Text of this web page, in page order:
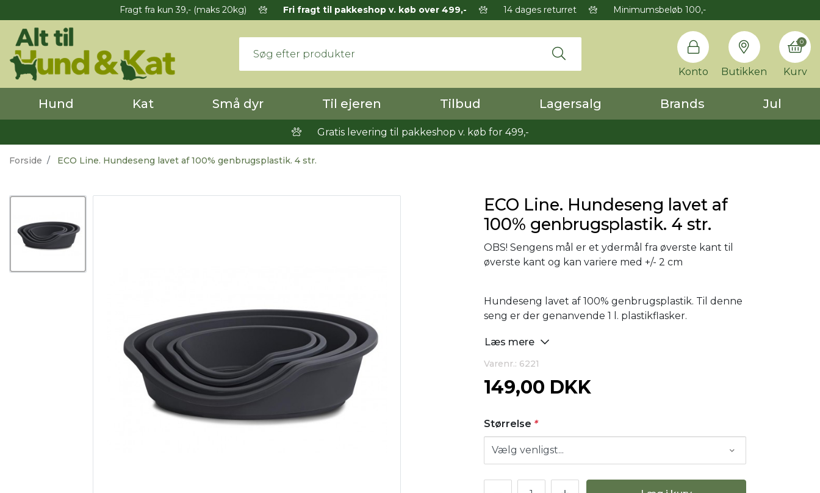
Fragt fra kun 39,- (maks 20kg) Fri fragt til pakkeshop v. køb over 499,- 14 dages returret Minimumsbeløb 100,-
Konto Butikken Kurv
0
Hund Kat Små dyr Til ejeren Tilbud Lagersalg Brands Jul
Gratis levering til pakkeshop v. køb for 499,-
Forside ECO Line. Hundeseng lavet af 100% genbrugsplastik. 4 str.
ECO Line. Hundeseng lavet af
100% genbrugsplastik. 4 str.
OBS! Sengens mål er et ydermål fra øverste kant til
øverste kant og kan variere med +/- 2 cm
Hundeseng lavet af 100% genbrugsplastik. Til denne
seng er der genanvende 1 l. plastikflasker.
Læs mere
Varenr.: 6221
149,00 DKK
Størrelse *